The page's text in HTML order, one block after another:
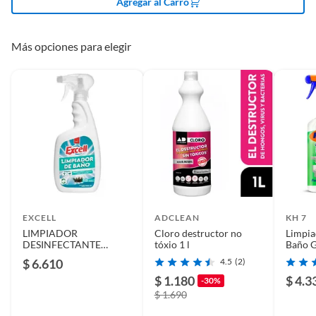
rendimiento no aplica, ya que la cantidad necesaria
Más opciones para elegir
EXCELL
LIMPIADOR
DESINFECTANTE
$ 6.610
ADCLEAN
Cloro destructor no
tóxio 1 l
4.5 (2)
$ 1.180 -30%
$ 1.690
KH 7
Baño
$